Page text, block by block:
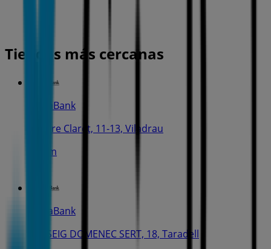
Tiendas más cercanas
CaixaBank
C. Pare Claret, 11-13, Viladrau
297 m
CaixaBank
PASSEIG DOMENEC SERT, 18, Taradell